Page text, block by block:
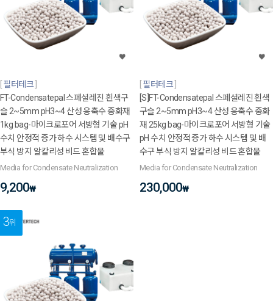
필터테크
FT-Condensatepal 스페셜레진 흰색구
슬 2~5mm pH3~4 산성 응축수 중화재
1kg bag-마이크로포어 서방형 기술 pH
수치 안정적 증가 하수 시스템 및 배수구
부식 방지 알칼리성 비드 혼합물
Media for Condensate Neutralization
9,200₩
필터테크
[S]FT-Condensatepal 스페셜레진 흰색
구슬 2~5mm pH3~4 산성 응축수 중화
재 25kg bag-마이크로포어 서방형 기술
pH 수치 안정적 증가 하수 시스템 및 배
수구 부식 방지 알칼리성 비드 혼합물
Media for Condensate Neutralization
230,000₩
3위